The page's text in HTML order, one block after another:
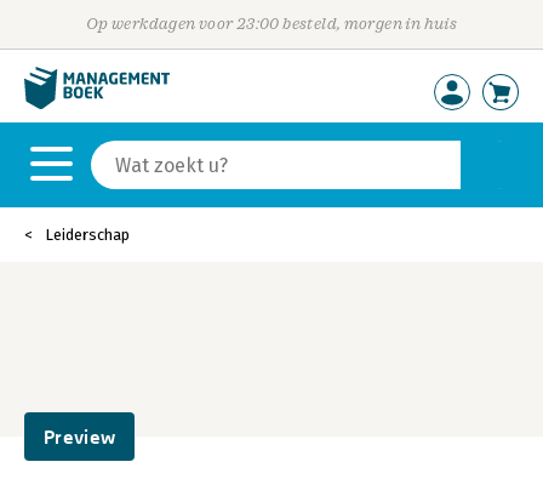
Op werkdagen voor 23:00 besteld, morgen in huis
Leiderschap
Preview